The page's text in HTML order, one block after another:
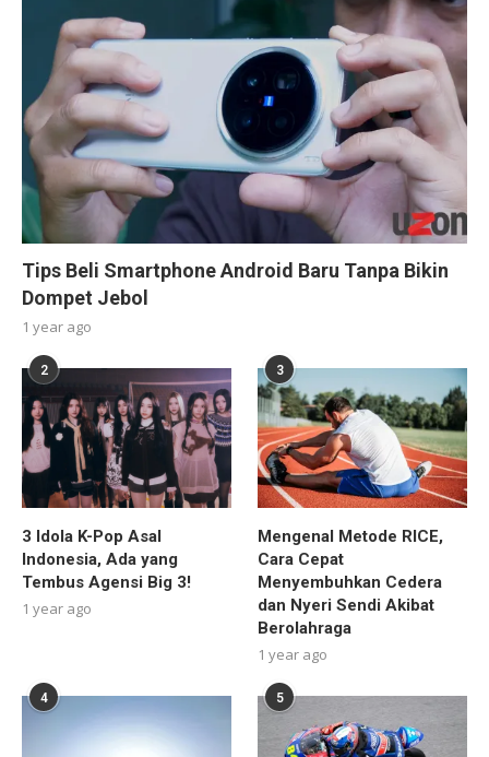
Tips Beli Smartphone Android Baru Tanpa Bikin
Dompet Jebol
1 year ago
2
3 Idola K-Pop Asal
Indonesia, Ada yang
Tembus Agensi Big 3!
1 year ago
3
Mengenal Metode RICE,
Cara Cepat
Menyembuhkan Cedera
dan Nyeri Sendi Akibat
Berolahraga
1 year ago
4 5